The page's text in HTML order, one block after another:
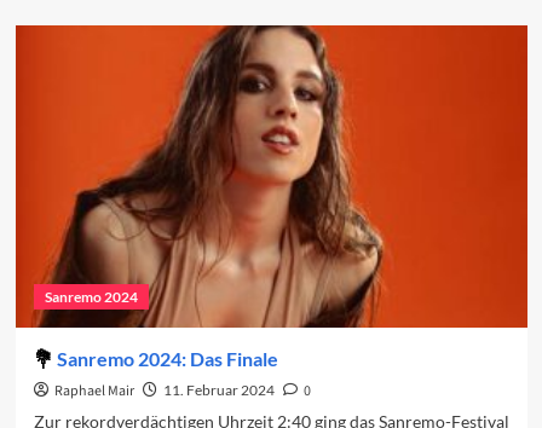
Sanremo
Regionalismus
umkämpfter
Sieg
Sanremo 2024
Sanremo 2024: Das Finale
Raphael Mair 11. Februar 2024
0
Zur rekordverdächtigen Uhrzeit 2:40 ging das Sanremo-Festival